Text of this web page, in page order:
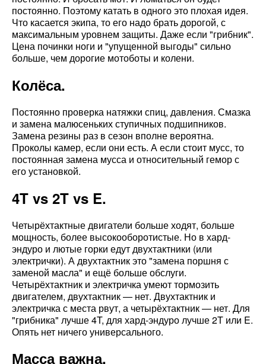
постоянно. Поэтому катать в одного это плохая идея.
Что касается экипа, то его надо брать дорогой, с
максимальным уровнем защиты. Даже если "грибник".
Цена починки ноги и "упущенной выгоды" сильно
больше, чем дорогие мотоботы и колени.
Колёса.
Постоянно проверка натяжки спиц, давления. Смазка
и замена малюсеньких ступичных подшипников.
Замена резины раз в сезон вполне вероятна.
Проколы камер, если они есть. А если стоит мусс, то
постоянная замена мусса и относительный гемор с
его установкой.
4T vs 2T vs E.
Четырёхтактные двигатели больше ходят, больше
мощность, более высокооборотистые. Но в хард-
эндуро и лютые горки едут двухтактники (или
электрички). А двухтактник это "замена поршня с
заменой масла" и ещё больше обслуги.
Четырёхтактник и электричка умеют тормозить
двигателем, двухтактник — нет. Двухтактник и
электричка с места рвут, а четырёхтактник — нет. Для
"грибника" лучше 4T, для хард-эндуро лучше 2T или E.
Опять нет ничего универсального.
Масса важна.